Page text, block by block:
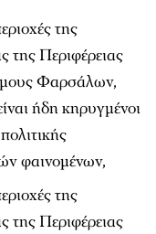
της
της Περιφέρειας
Φαρσάλων,
ήδη κηρυγμένοι
φαινομένων,
της
της Περιφέρειας